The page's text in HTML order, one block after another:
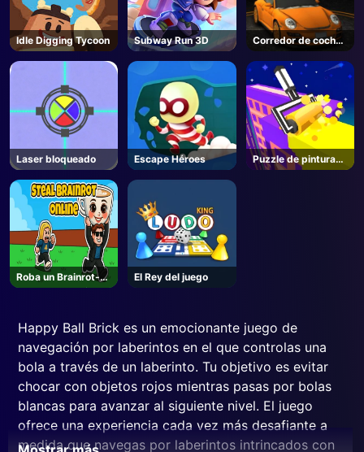
Idle Digging Tycoon Subway Run 3D
Corredor de coches
de carreras de calle
Laser bloqueado Escape Héroes
Puzzle de pintura
de casa
Roba un Brainrot-
Unblocked Online
El Rey del juego
Happy Ball Brick es un emocionante juego de
navegación por laberintos en el que controlas una
bola a través de un laberinto. Tu objetivo es evitar
chocar con objetos rojos mientras pasas por bolas
blancas para avanzar al siguiente nivel. El juego
ofrece una experiencia cada vez más desafiante a
medida que navegas por laberintos intrincados con